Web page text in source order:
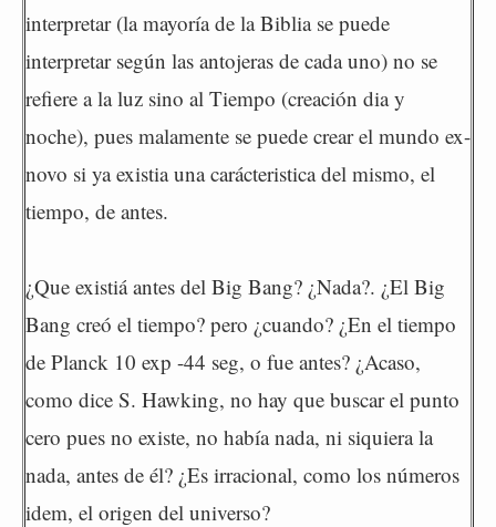
interpretar (la mayoría de la Biblia se puede
interpretar según las antojeras de cada uno) no se
refiere a la luz sino al Tiempo (creación dia y
noche), pues malamente se puede crear el mundo ex-
novo si ya existia una carácteristica del mismo, el
tiempo, de antes.
¿Que existiá antes del Big Bang? ¿Nada?. ¿El Big
Bang creó el tiempo? pero ¿cuando? ¿En el tiempo
de Planck 10 exp -44 seg, o fue antes? ¿Acaso,
como dice S. Hawking, no hay que buscar el punto
cero pues no existe, no había nada, ni siquiera la
nada, antes de él? ¿Es irracional, como los números
idem, el origen del universo?